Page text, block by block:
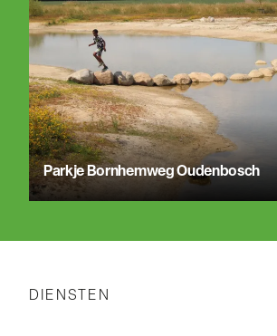
Parkje Bornhemweg Oudenbosch
DIENSTEN